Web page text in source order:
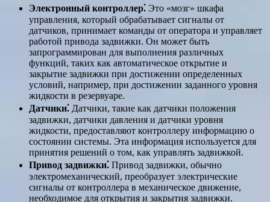
Электронный контроллер⁚ Это «мозг» шкафа
управления, который обрабатывает сигналы от
датчиков, принимает команды от оператора и управляет
работой привода задвижки. Он может быть
запрограммирован для выполнения различных
функций, таких как автоматическое открытие и
закрытие задвижки при достижении определенных
условий, например, при достижении заданного уровня
жидкости в резервуаре.
Датчики⁚ Датчики, такие как датчики положения
задвижки, датчики давления и датчики уровня
жидкости, предоставляют контроллеру информацию о
состоянии системы. Эта информация используется для
принятия решений о том, как управлять задвижкой.
Привод задвижки⁚ Привод задвижки, обычно
электромеханический, преобразует электрические
сигналы от контроллера в механическое движение,
необходимое для открытия и закрытия задвижки.